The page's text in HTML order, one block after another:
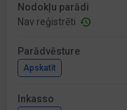
Nodokļu parādi
Nav reģistrēti
Parādvēsture
Apskatīt
Inkasso